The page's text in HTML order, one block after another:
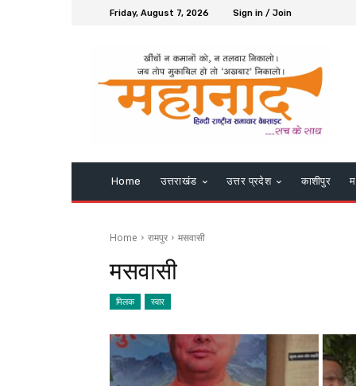
Friday, August 7, 2026 Sign in / Join
Home उत्तराखंड उत्तर प्रदेश काशीपुर
Home रामपुर मसवासी
मसवासी
मिलक स्वार